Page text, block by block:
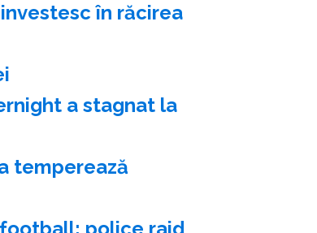
în răcirea
a stagnat la
temperează